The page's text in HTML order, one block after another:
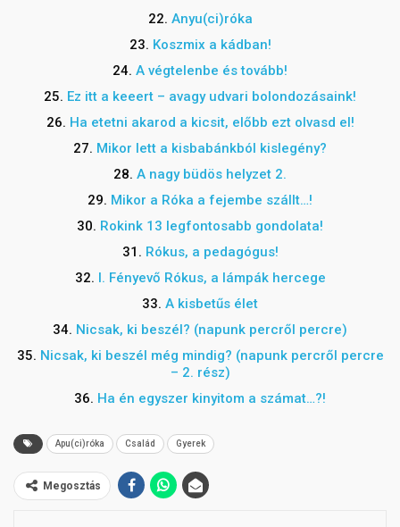
22. Anyu(ci)róka
23. Koszmix a kádban!
24. A végtelenbe és tovább!
25. Ez itt a keeert – avagy udvari bolondozásaink!
26. Ha etetni akarod a kicsit, előbb ezt olvasd el!
27. Mikor lett a kisbabánkból kislegény?
28. A nagy büdös helyzet 2.
29. Mikor a Róka a fejembe szállt…!
30. Rokink 13 legfontosabb gondolata!
31. Rókus, a pedagógus!
32. I. Fényevő Rókus, a lámpák hercege
33. A kisbetűs élet
34. Nicsak, ki beszél? (napunk percről percre)
35. Nicsak, ki beszél még mindig? (napunk percről percre
– 2. rész)
36. Ha én egyszer kinyitom a számat…?!
Apu(ci)róka Család Gyerek
Megosztás